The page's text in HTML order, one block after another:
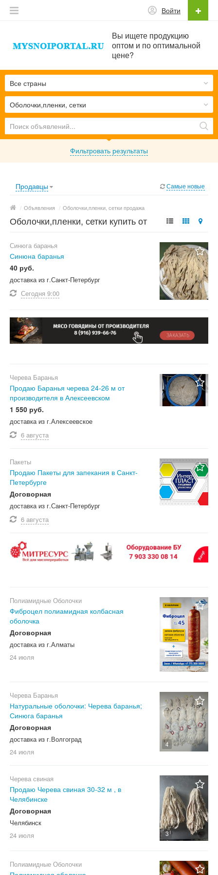
Вы ищете продукцию
оптом и по оптимальной
цене?
Войти
Оболочки,пленки, сетки
Все страны
Фильтровать результаты
Продавцы Самые новые
/ Объявления / Оболочки,пленки, сетки продажа
Оболочки,пленки, сетки купить от
Синюга баранья
Синюна баранья
40 руб.
доставка из г.Санкт-Петербург
Сегодня 9:00
Черева Баранья
Продаю Баранья черева 24-26 м от
производителя в Алексеевском
1 550 руб.
доставка из г.Алексеевское
6 августа
Пакеты
Продаю Пакеты для запекания в Санкт-
Петербурге
Договорная
доставка из г.Санкт-Петербург
6 августа
Полиамидные Оболочки
Фиброцел полиамидная колбасная
оболочка
Договорная
доставка из г.Алматы
24 июля
4
Черева Баранья
Натуральные оболочки: Черева баранья;
Синюга баранья
Договорная
доставка из г.Волгоград
24 июля
3
Черева свиная
Продаю Черева свиная 30-32 м , в
Челябинске
Договорная
Челябинск
24 июля
Полиамидные Оболочки